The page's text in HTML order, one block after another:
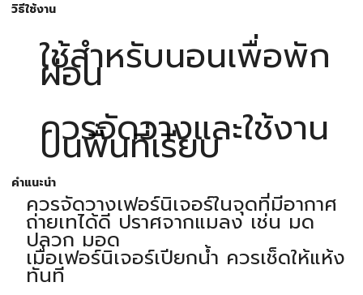
วิธีใช้งาน
ใช้สำหรับนอนเพื่อพัก
ผ่อน
ควรจัดวางและใช้งาน
บนพื้นที่เรียบ
คำแนะนำ
ควรจัดวางเฟอร์นิเจอร์ในจุดที่มีอากาศ
ถ่ายเทได้ดี ปราศจากแมลง เช่น มด
ปลวก มอด
เมื่อเฟอร์นิเจอร์เปียกน้ำ ควรเช็ดให้แห้ง
ทันที